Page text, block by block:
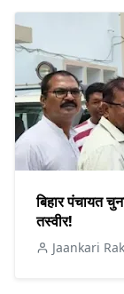
बिहार पंचायत
तस्वीर!
Jaankari